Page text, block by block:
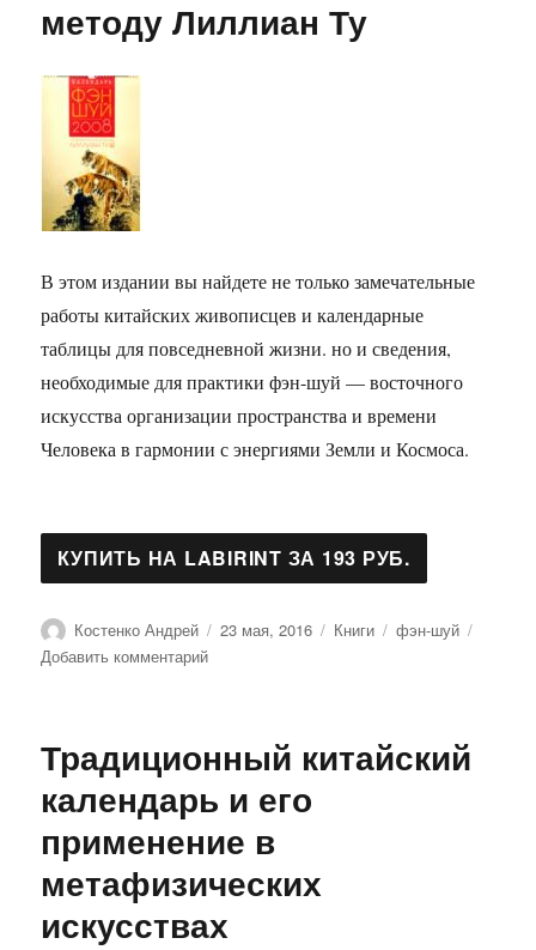
на
методу Лиллиан Ту
В этом издании вы найдете не только замечательные
работы китайских живописцев и календарные
таблицы для повседневной жизни. но и сведения,
необходимые для практики фэн-шуй — восточного
искусства организации пространства и времени
Человека в гармонии с энергиями Земли и Космоса.
Автор
Костенко Андрей Опубликовано
23 мая, 2016 Рубрики
Книги Метки
фэн-шуй
Добавить комментарийк
шуй
с
по
методу
Ту
Традиционный китайский
календарь и его
применение в
метафизических
искусствах